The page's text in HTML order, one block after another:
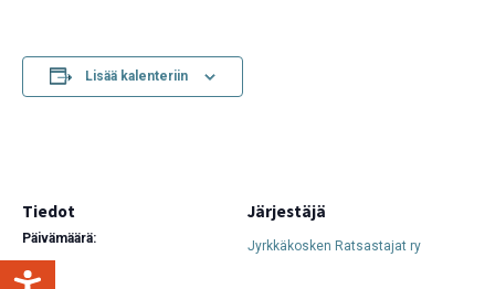
Lisää kalenteriin
Tiedot
Päivämäärä:
16.7.
Järjestäjä
Jyrkkäkosken Ratsastajat ry